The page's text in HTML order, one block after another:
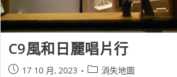
C9風和日麗唱片行
17 10 月, 2023 消失地圖